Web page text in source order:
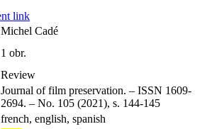
link
Michel Cadé
1 obr.
Review
Journal of film preservation. – ISSN 1609-
2694. – No. 105 (2021), s. 144-145
french, english, spanish